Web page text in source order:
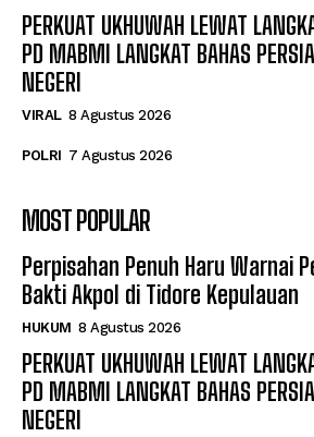
PERKUAT UKHUWAH LEWAT
PD MABMI LANGKAT BAHAS
NEGERI
VIRAL 8 Agustus 2026
POLRI 7 Agustus 2026
MOST POPULAR
Perpisahan Penuh Haru Warnai
Bakti Akpol di Tidore Kepulauan
HUKUM 8 Agustus 2026
PERKUAT UKHUWAH LEWAT
PD MABMI LANGKAT BAHAS
NEGERI